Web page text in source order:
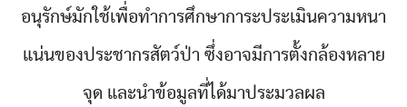
อนุรักษ์มักใช้เพื่อทำการศึกษาการะประเมินความหนา
แน่นของประชากรสัตว์ป่า ซึ่งอาจมีการตั้งกล้องหลาย
จุด และนำข้อมูลที่ได้มาประมวลผล